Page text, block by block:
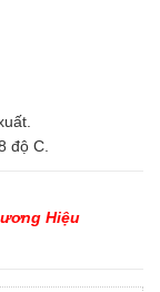
độ C.
Hiệu